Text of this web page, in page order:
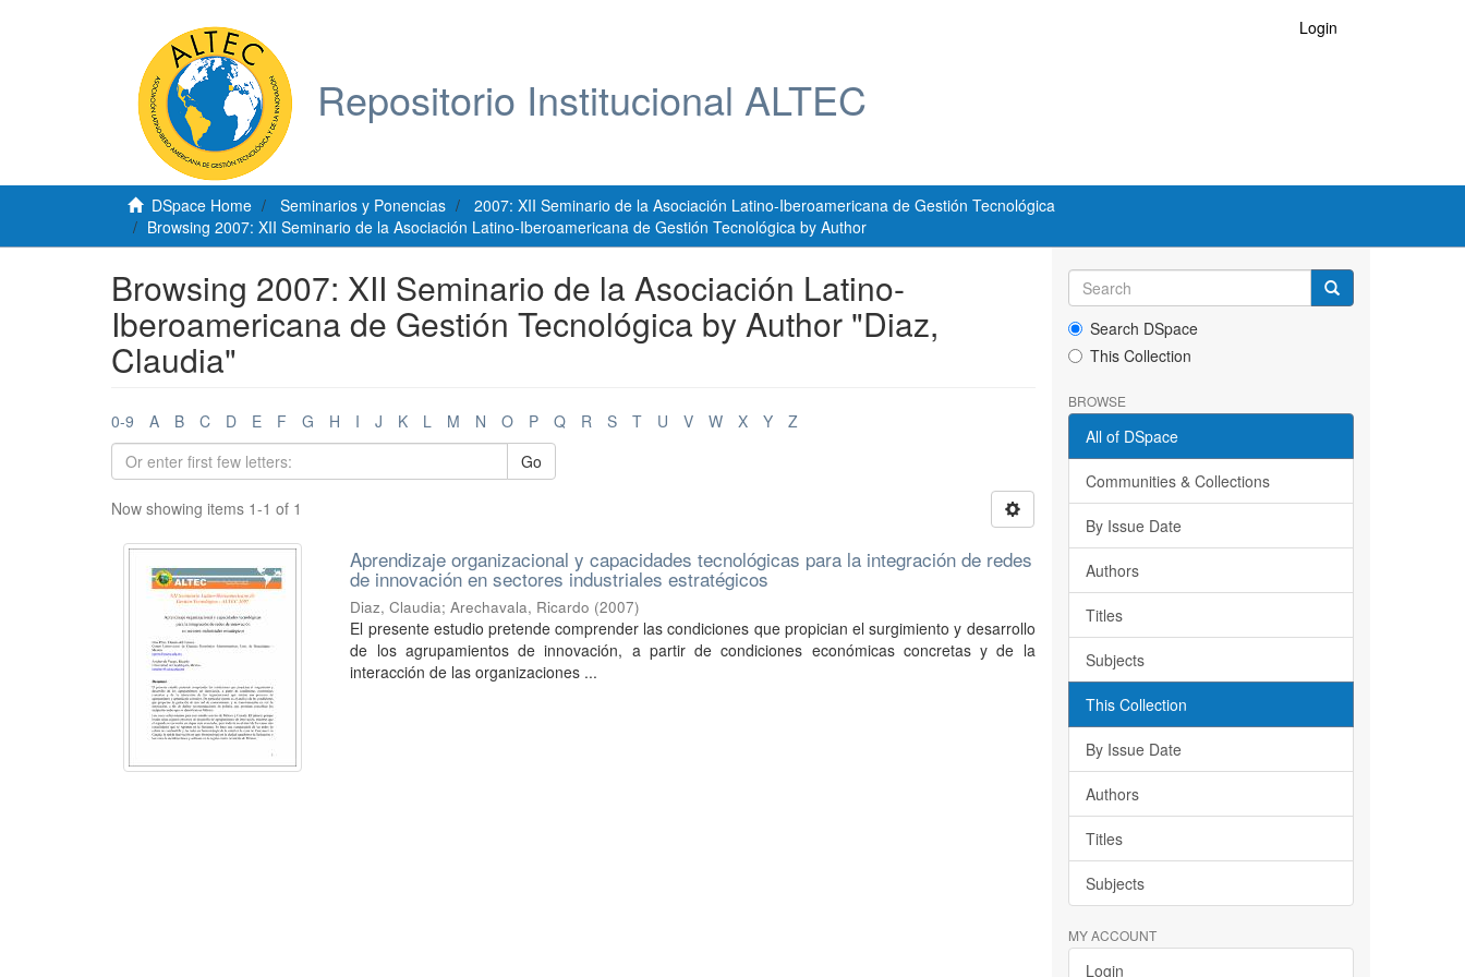
Repositorio Institucional ALTEC
Login
DSpace Home Seminarios y Ponencias
2007: XII Seminario de la Asociación Latino-Iberoamericana de Gestión Tecnológica
Browsing 2007: XII Seminario de la Asociación Latino-Iberoamericana de Gestión Tecnológica by Author
Browsing 2007: XII Seminario de la Asociación Latino-
Iberoamericana de Gestión Tecnológica by Author "Diaz,
Claudia"
0-9 A B C D E F G H I J K L M N O P Q R S T U V W X Y
Z
Go
Now showing items 1-1 of 1
Aprendizaje organizacional y capacidades tecnológicas para la integración de redes
de innovación en sectores industriales estratégicos
Diaz, Claudia;Arechavala, Ricardo (2007)
El presente estudio pretende comprender las condiciones que propician el surgimiento y desarrollo
de los agrupamientos de innovación, a partir de condiciones económicas concretas y de la
interacción de las organizaciones ...
Search DSpace
This Collection
BROWSE
All of DSpace
Communities & Collections
By Issue Date
Authors
Titles
Subjects
This Collection
By Issue Date
Authors
Titles
Subjects
MY ACCOUNT
Login